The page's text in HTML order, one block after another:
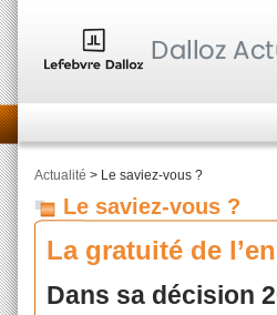
Actualité > Le saviez-vous ?
Le saviez-vous ?
La gratuité de
Dans sa décision